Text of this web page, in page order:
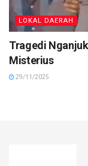
LOKAL DAERAH
Tragedi
Misterius
29/11/2025